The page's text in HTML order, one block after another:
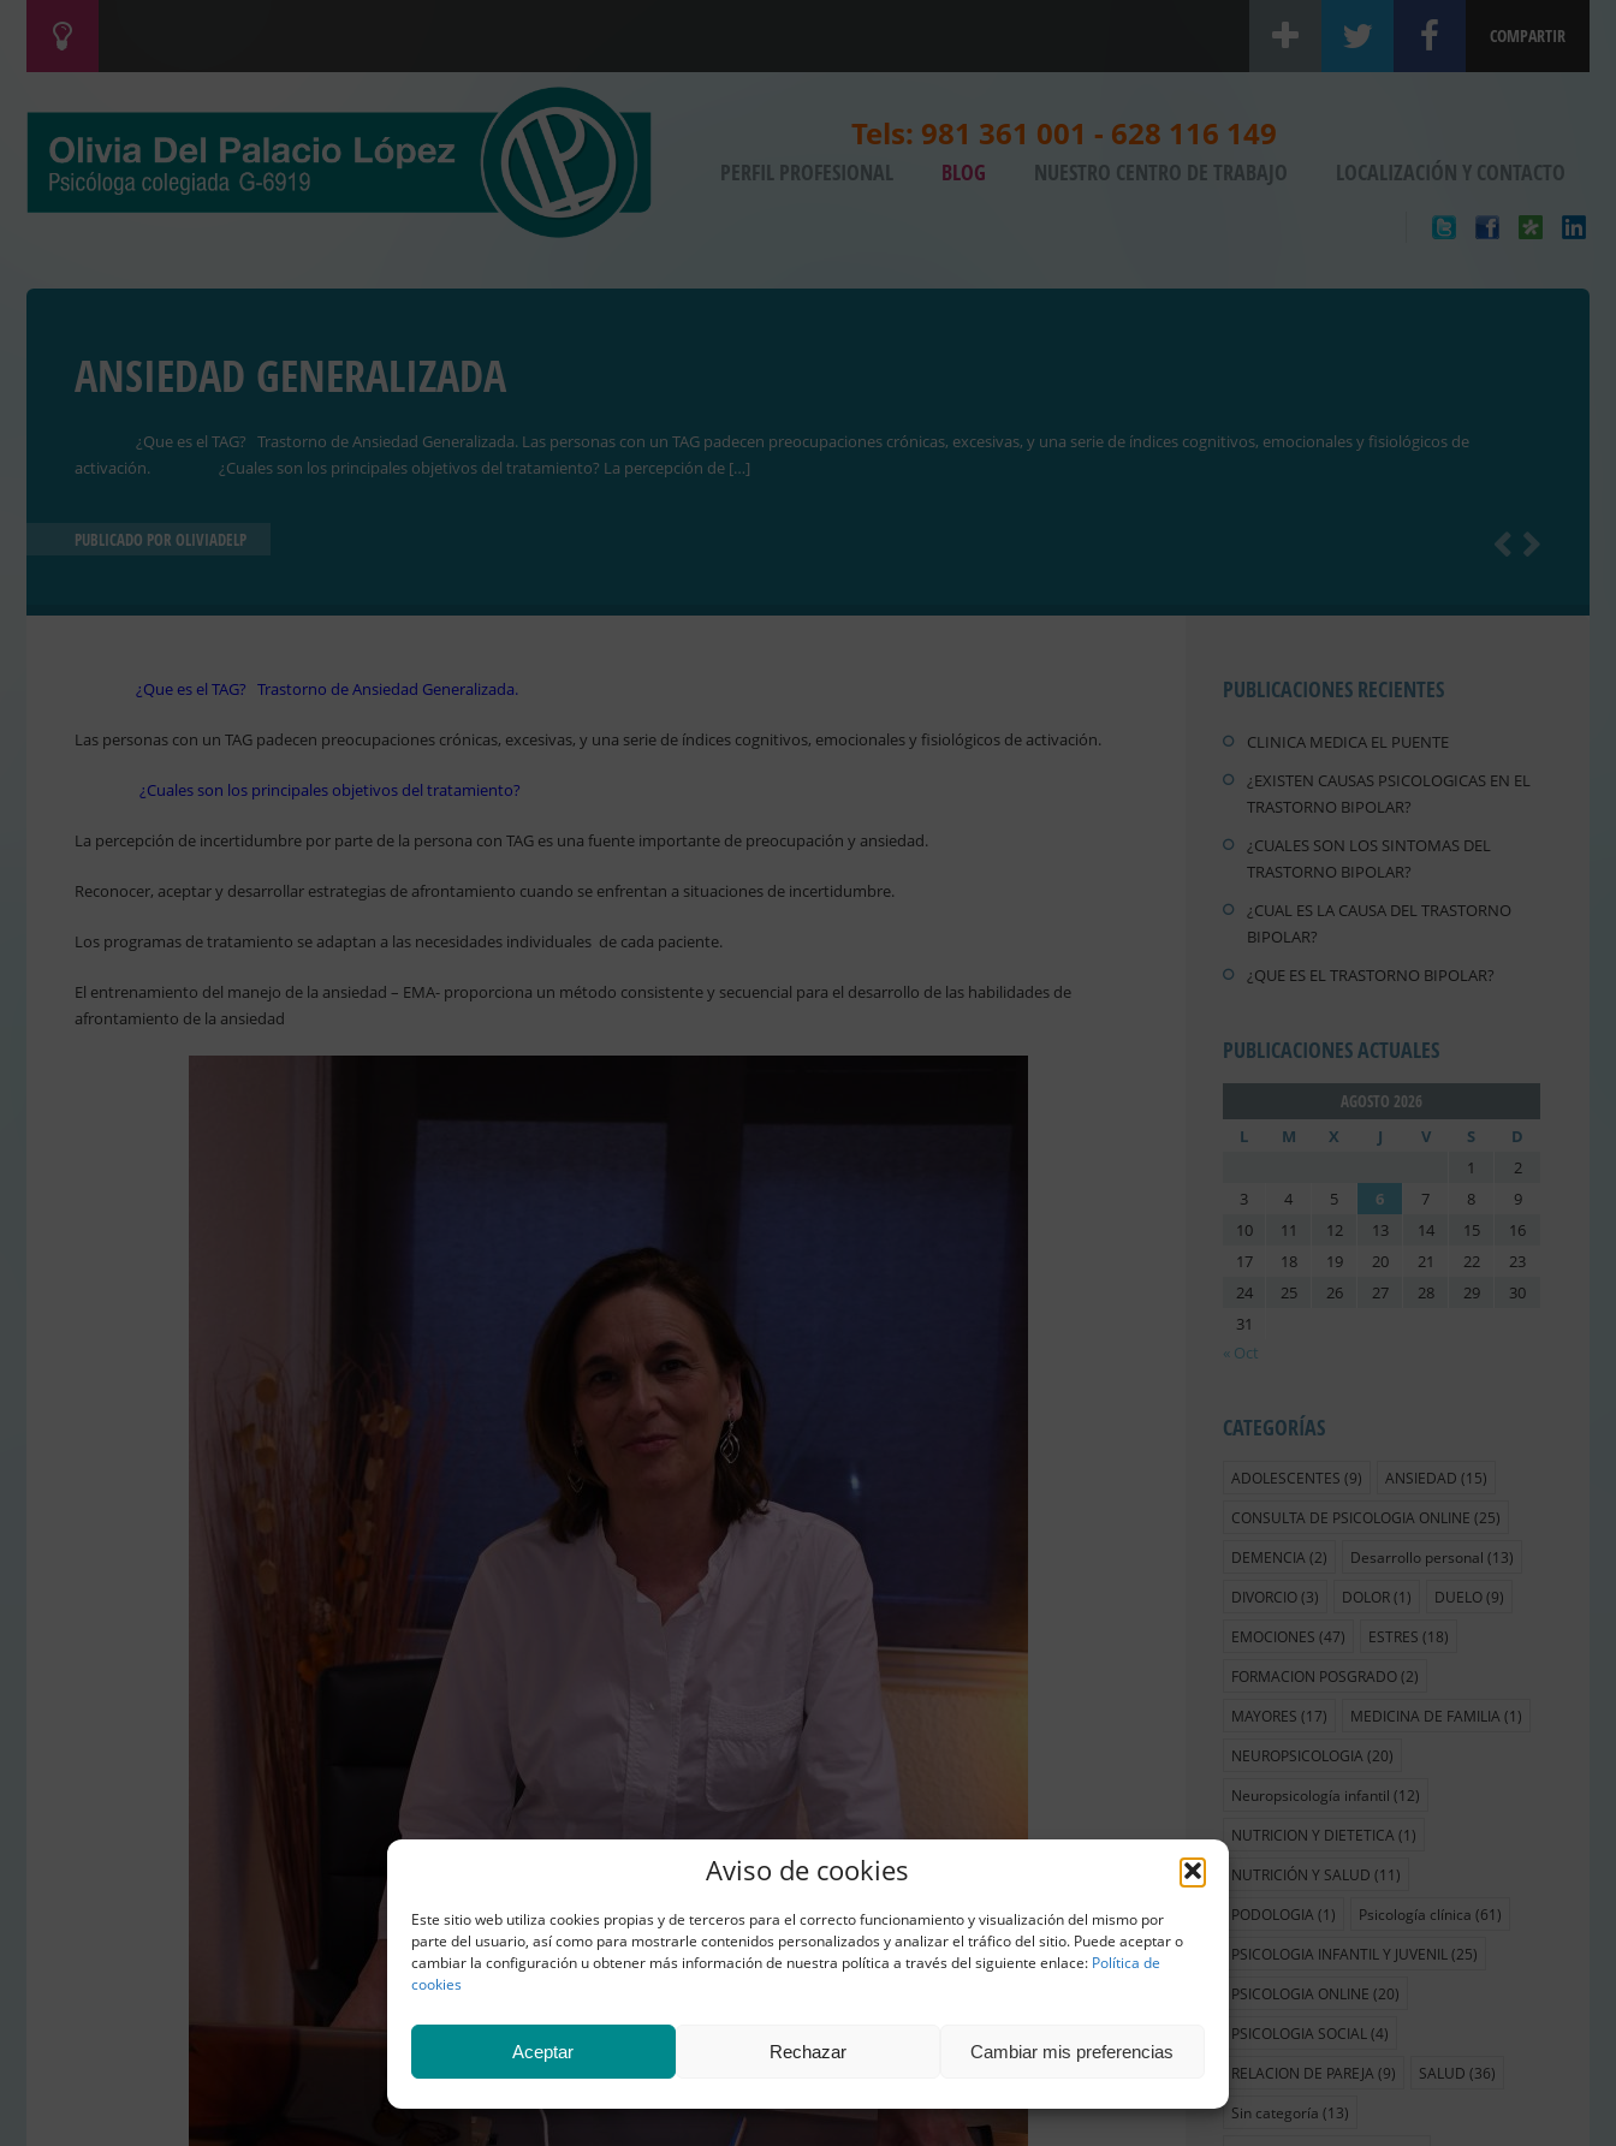
Aviso de cookies
Este sitio web utiliza cookies propias y de terceros para el correcto funcionamiento y visualización del mismo por
parte del usuario, así como para mostrarle contenidos personalizados y analizar el tráfico del sitio. Puede aceptar o
cambiar la configuración u obtener más información de nuestra política a través del siguiente enlace: Política de
cookies
Aceptar Rechazar Cambiar mis preferencias
COMPARTIR
Tels: 981 361 001 - 628 116 149
PERFIL PROFESIONAL BLOG NUESTRO CENTRO DE TRABAJO LOCALIZACIÓN Y CONTACTO
ANSIEDAD GENERALIZADA
¿Que es el TAG? Trastorno de Ansiedad Generalizada. Las personas con un TAG padecen preocupaciones crónicas, excesivas, y una serie de índices cognitivos, emocionales y fisiológicos de
activación. ¿Cuales son los principales objetivos del tratamiento? La percepción de […]
PUBLICADO POR OLIVIADELP
¿Que es el TAG? Trastorno de Ansiedad Generalizada.
Las personas con un TAG padecen preocupaciones crónicas, excesivas, y una serie de índices cognitivos, emocionales y fisiológicos de activación.
¿Cuales son los principales objetivos del tratamiento?
La percepción de incertidumbre por parte de la persona con TAG es una fuente importante de preocupación y ansiedad.
Reconocer, aceptar y desarrollar estrategias de afrontamiento cuando se enfrentan a situaciones de incertidumbre.
Los programas de tratamiento se adaptan a las necesidades individuales de cada paciente.
El entrenamiento del manejo de la ansiedad – EMA- proporciona un método consistente y secuencial para el desarrollo de las habilidades de
afrontamiento de la ansiedad
PUBLICACIONES RECIENTES
CLINICA MEDICA EL PUENTE
¿EXISTEN CAUSAS PSICOLOGICAS EN EL
TRASTORNO BIPOLAR?
¿CUALES SON LOS SINTOMAS DEL
TRASTORNO BIPOLAR?
¿CUAL ES LA CAUSA DEL TRASTORNO
BIPOLAR?
¿QUE ES EL TRASTORNO BIPOLAR?
PUBLICACIONES ACTUALES
AGOSTO 2026
L
M X J V S
D
1
2
3
4 5 6 7 8
9
10
11 12 13 14 15
16
17
18 19 20 21 22
23
24
25 26 27 28 29
30
31
« Oct
CATEGORÍAS
ADOLESCENTES (9) ANSIEDAD (15)
CONSULTA DE PSICOLOGIA ONLINE (25)
DEMENCIA (2) Desarrollo personal (13)
DIVORCIO(3) DOLOR(1) DUELO(9)
EMOCIONES (47) ESTRES (18)
FORMACION POSGRADO(2)
MAYORES (17) MEDICINA DE FAMILIA (1)
NEUROPSICOLOGIA (20)
Neuropsicología infantil (12)
NUTRICION Y DIETETICA (1)
NUTRICIÓN Y SALUD (11)
PODOLOGIA (1) Psicología clínica (61)
PSICOLOGIA INFANTIL Y JUVENIL(25)
PSICOLOGIA ONLINE (20)
PSICOLOGIA SOCIAL(4)
RELACION DE PAREJA (9) SALUD (36)
Sin categoría (13)